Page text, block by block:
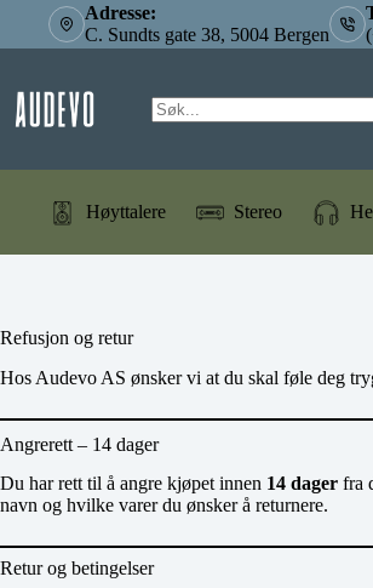
innholdet
Adresse:
C. Sundts gate 38, 5004 Bergen
Høyttalere Stereo
Refusjon og retur
Hos Audevo AS ønsker vi at du skal føle deg
Angrerett – 14 dager
Du har rett til å angre kjøpet innen 14 dager fra
navn og hvilke varer du ønsker å returnere.
Retur og betingelser